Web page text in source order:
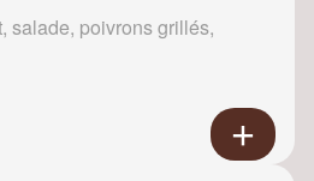
salade, poivrons grillés,